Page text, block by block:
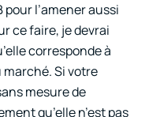
l’amener aussi
ce faire, je devrai
corresponde à
Si votre
mesure de
qu’elle n’est pas